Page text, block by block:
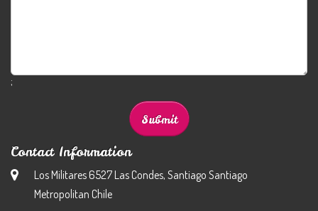
;
Contact Information
Los Militares 6527 Las Condes, Santiago Santiago
Metropolitan Chile